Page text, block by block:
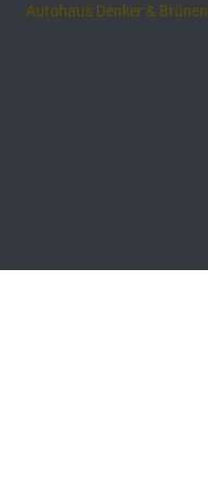
Autohaus Denker & Brünen